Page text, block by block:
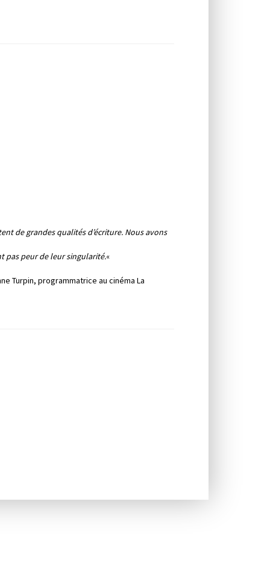
de grandes qualités d’écriture. Nous avons
pas peur de leur singularité.«
Turpin, programmatrice au cinéma La